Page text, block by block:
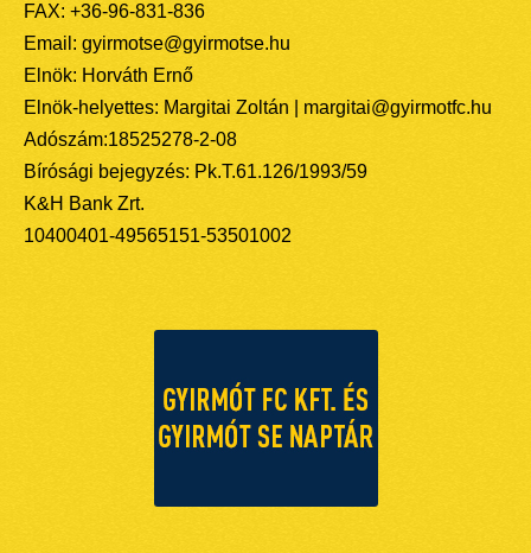
FAX: +36-96-831-836
Email: gyirmotse@gyirmotse.hu
Elnök: Horváth Ernő
Elnök-helyettes: Margitai Zoltán | margitai@gyirmotfc.hu
Adószám:18525278-2-08
Bírósági bejegyzés: Pk.T.61.126/1993/59
K&H Bank Zrt.
10400401-49565151-53501002